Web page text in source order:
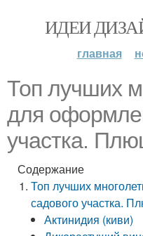
ИДЕИ
главная
Топ лучших
для
участка.
Содержание
Топ лучших
садового участка.
Актинидия (киви)